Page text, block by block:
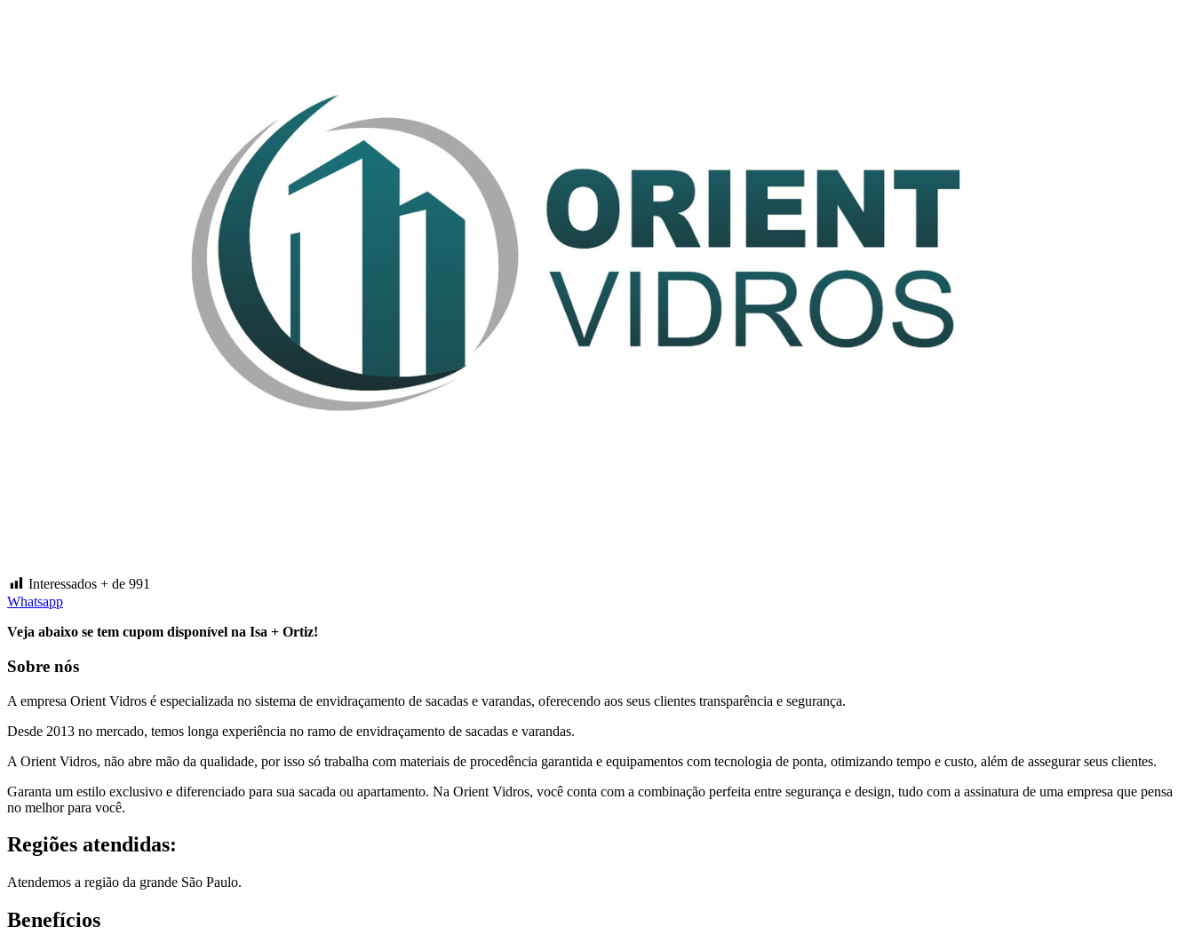
Interessados + de 991
Whatsapp
Veja abaixo se tem cupom disponível na Isa + Ortiz!
Sobre nós
A empresa Orient Vidros é especializada no sistema de envidraçamento de sacadas e varandas, oferecendo aos seus clientes transparência e segurança.
Desde 2013 no mercado, temos longa experiência no ramo de envidraçamento de sacadas e varandas.
A Orient Vidros, não abre mão da qualidade, por isso só trabalha com materiais de procedência garantida e equipamentos com tecnologia de ponta, otimizando tempo e custo, além de assegurar seus clientes.
Garanta um estilo exclusivo e diferenciado para sua sacada ou apartamento. Na Orient Vidros, você conta com a combinação perfeita entre segurança e design, tudo com a assinatura de uma empresa que pensa
no melhor para você.
Regiões atendidas:
Atendemos a região da grande São Paulo.
Benefícios